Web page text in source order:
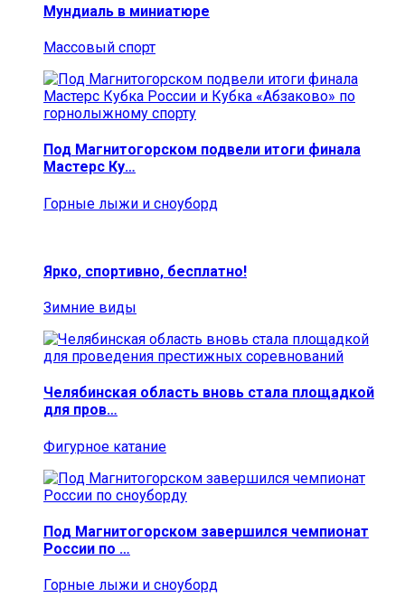
Мундиаль в миниатюре
Массовый спорт
Под Магнитогорском подвели итоги финала
Мастерс Ку…
Горные лыжи и сноуборд
Ярко, спортивно, бесплатно!
Зимние виды
Челябинская область вновь стала площадкой
для пров…
Фигурное катание
Под Магнитогорском завершился чемпионат
России по …
Горные лыжи и сноуборд